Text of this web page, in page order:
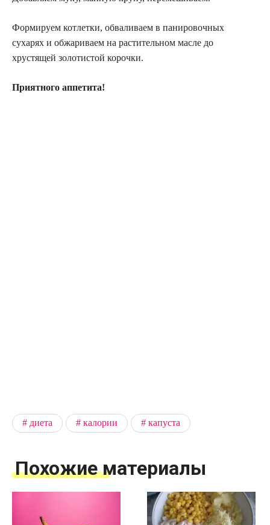
Формируем котлетки, обваливаем в панировочных
сухарях и обжариваем на растительном масле до
хрустящей золотистой корочки.
Приятного аппетита!
диета калории капуста
Похожие материалы